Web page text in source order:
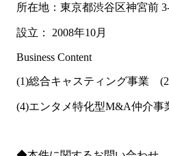
所在地： 東京都渋谷区神宮前
設立： 2008年10月
Business Content
(1)総合キャスティング事業
(4)エンタメ特化型M&A仲介